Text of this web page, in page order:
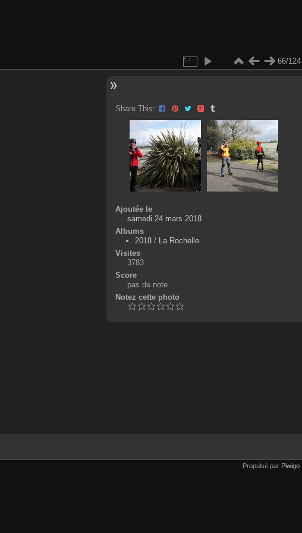
66/124
Share This:
Ajoutée le
samedi 24 mars 2018
Albums
2018/ La Rochelle
Visites
3783
Score
pas de note
Notez cette photo
Propulsé par Piwigo